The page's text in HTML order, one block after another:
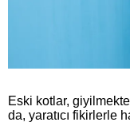
Eski kotlar,
da, yaratıcı fikirlerle